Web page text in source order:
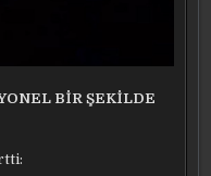
BİR ŞEKİLDE